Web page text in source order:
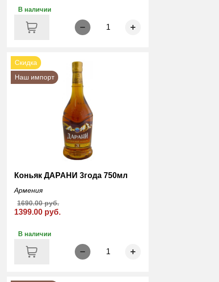
В наличии
1
Скидка
Наш импорт
Коньяк ДАРАНИ 3года 750мл
Армения
1399.00 руб.
1690.00 руб.
В наличии
1